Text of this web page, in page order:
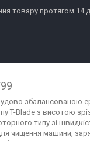
товару протягом 14
збалансованою
T-Blade з висотою
типу зі
чищення машини,